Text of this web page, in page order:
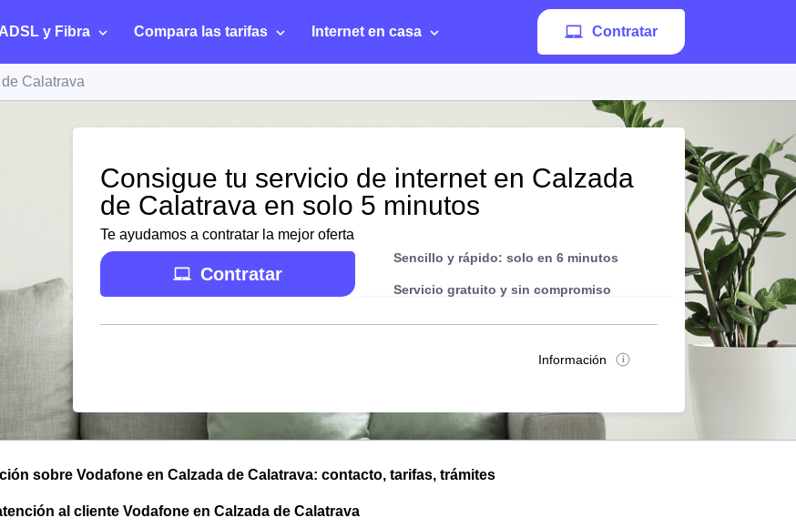
ADSL y Fibra Compara las tarifas Internet en casa Contratar
Calatrava
Consigue tu servicio de internet en Calzada
de Calatrava en solo 5 minutos
Te ayudamos a contratar la mejor oferta
Contratar
Sencillo y rápido: solo en 6 minutos
Servicio gratuito y sin compromiso
Información
sobre Vodafone en Calzada de Calatrava: contacto, tarifas, trámites
al cliente Vodafone en Calzada de Calatrava